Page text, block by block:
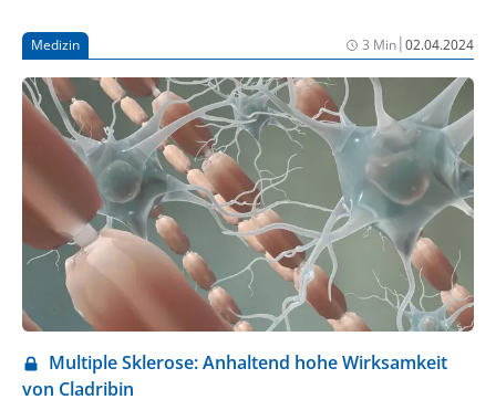
Medizin 3 Min|02.04.2024
Multiple Sklerose: Anhaltend hohe Wirksamkeit
von Cladribin